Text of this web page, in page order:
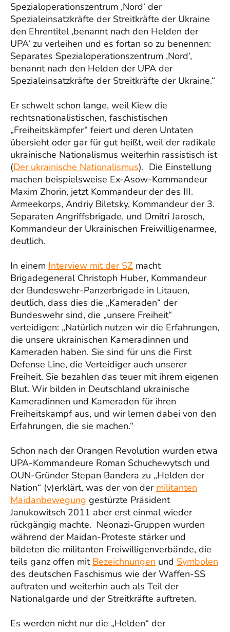
Spezialoperationszentrum ‚Nord‘ der
Spezialeinsatzkräfte der Streitkräfte der Ukraine
den Ehrentitel ‚benannt nach den Helden der
UPA‘ zu verleihen und es fortan so zu benennen:
Separates Spezialoperationszentrum ‚Nord‘,
benannt nach den Helden der UPA der
Spezialeinsatzkräfte der Streitkräfte der Ukraine.“
Er schwelt schon lange, weil Kiew die
rechtsnationalistischen, faschistischen
„Freiheitskämpfer“ feiert und deren Untaten
übersieht oder gar für gut heißt, weil der radikale
ukrainische Nationalismus weiterhin rassistisch ist
(Der ukrainische Nationalismus). Die Einstellung
machen beispielsweise Ex-Asow-Kommandeur
Maxim Zhorin, jetzt Kommandeur der des III.
Armeekorps, Andriy Biletsky, Kommandeur der 3.
Separaten Angriffsbrigade, und Dmitri Jarosch,
Kommandeur der Ukrainischen Freiwilligenarmee,
deutlich.
In einem Interview mit der SZ macht
Brigadegeneral Christoph Huber, Kommandeur
der Bundeswehr-Panzerbrigade in Litauen,
deutlich, dass dies die „Kameraden“ der
Bundeswehr sind, die „unsere Freiheit“
verteidigen: „Natürlich nutzen wir die Erfahrungen,
die unsere ukrainischen Kameradinnen und
Kameraden haben. Sie sind für uns die First
Defense Line, die Verteidiger auch unserer
Freiheit. Sie bezahlen das teuer mit ihrem eigenen
Blut. Wir bilden in Deutschland ukrainische
Kameradinnen und Kameraden für ihren
Freiheitskampf aus, und wir lernen dabei von den
Erfahrungen, die sie machen.“
Schon nach der Orangen Revolution wurden etwa
UPA-Kommandeure Roman Schuchewytsch und
OUN-Gründer Stepan Bandera zu „Helden der
Nation“ (v)erklärt, was der von der militanten
Maidanbewegung gestürzte Präsident
Janukowitsch 2011 aber erst einmal wieder
rückgängig machte. Neonazi-Gruppen wurden
während der Maidan-Proteste stärker und
bildeten die militanten Freiwilligenverbände, die
teils ganz offen mit Bezeichnungen und Symbolen
des deutschen Faschismus wie der Waffen-SS
auftraten und weiterhin auch als Teil der
Nationalgarde und der Streitkräfte auftreten.
Es werden nicht nur die „Helden“ der